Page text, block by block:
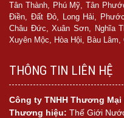
Tân Thành, Phú Mỹ, Tân
Điền, Đất Đỏ, Long Hải,
Châu Đức, Xuân Sơn, Nghĩa
Xuyên Mộc, Hòa Hội, Bàu Lâm,
THÔNG TIN LIÊN HỆ
Công ty TNHH Thương
Thương hiệu: Thế Giới